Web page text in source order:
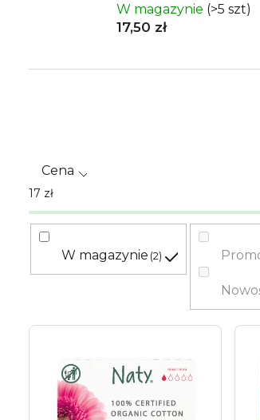
W magazynie (>5 szt)
17,50 zł
Cena
17 zł
W magazynie 2